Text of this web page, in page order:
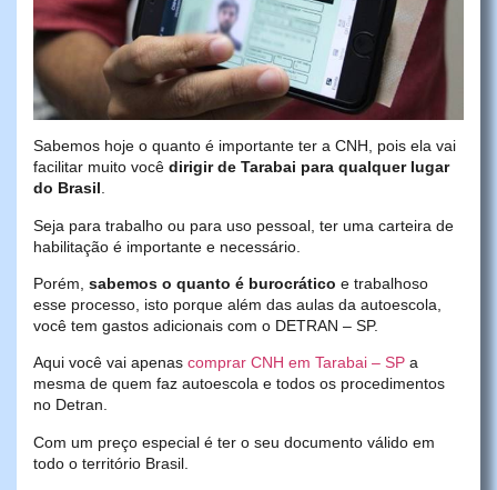
Sabemos hoje o quanto é importante ter a CNH, pois ela vai
facilitar muito você dirigir de Tarabai para qualquer lugar
do Brasil.
Seja para trabalho ou para uso pessoal, ter uma carteira de
habilitação é importante e necessário.
Porém, sabemos o quanto é burocrático e trabalhoso
esse processo, isto porque além das aulas da autoescola,
você tem gastos adicionais com o DETRAN – SP.
Aqui você vai apenas comprar CNH em Tarabai – SP a
mesma de quem faz autoescola e todos os procedimentos
no Detran.
Com um preço especial é ter o seu documento válido em
todo o território Brasil.